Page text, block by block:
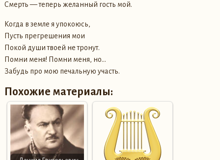
Смерть — теперь желанный гость мой.
Когда в земле я упокоюсь,
Пусть прегрешения мои
Покой души твоей не тронут.
Помни меня! Помни меня, но…
Забудь про мою печальную участь.
Похожие материалы: